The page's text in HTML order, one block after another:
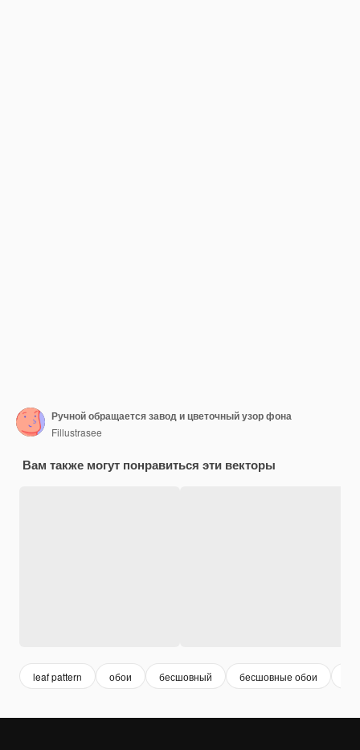
Ручной обращается завод и цветочный узор фона
Fillustrasee
Вам также могут понравиться эти векторы
leaf pattern обои бесшовный бесшовные обои